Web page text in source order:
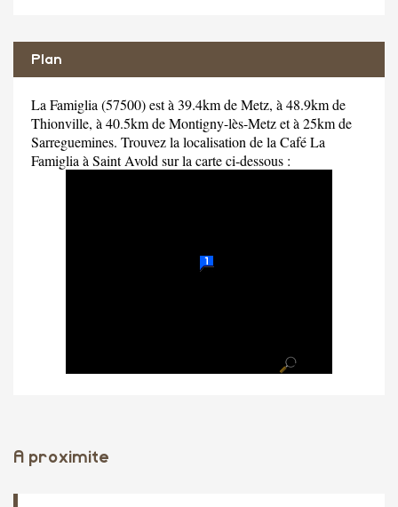
Plan
La Famiglia (57500) est à 39.4km de Metz, à 48.9km de
Thionville, à 40.5km de Montigny-lès-Metz et à 25km de
Sarreguemines. Trouvez la localisation de la Café La
Famiglia à Saint Avold sur la carte ci-dessous :
A proximite